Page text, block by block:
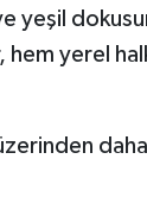
yeşil
hem yerel